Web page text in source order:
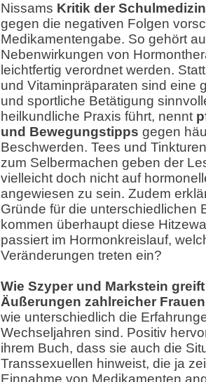
Nissams Kritik der Schulmedizin
gegen die negativen Folgen
Medikamentengabe. So gehört
Nebenwirkungen von
leichtfertig verordnet werden.
und Vitaminpräparaten sind eine
und sportliche Betätigung
heilkundliche Praxis führt, nennt
und Bewegungstipps gegen
Beschwerden. Tees und
zum Selbermachen geben der
vielleicht doch nicht auf
angewiesen zu sein. Zudem
Gründe für die unterschiedlichen
kommen überhaupt diese
passiert im Hormonkreislauf,
Veränderungen treten ein?
Wie Szyper und Markstein
Äußerungen zahlreicher
wie unterschiedlich die
Wechseljahren sind. Positiv
ihrem Buch, dass sie auch die
Transsexuellen hinweist, die ja